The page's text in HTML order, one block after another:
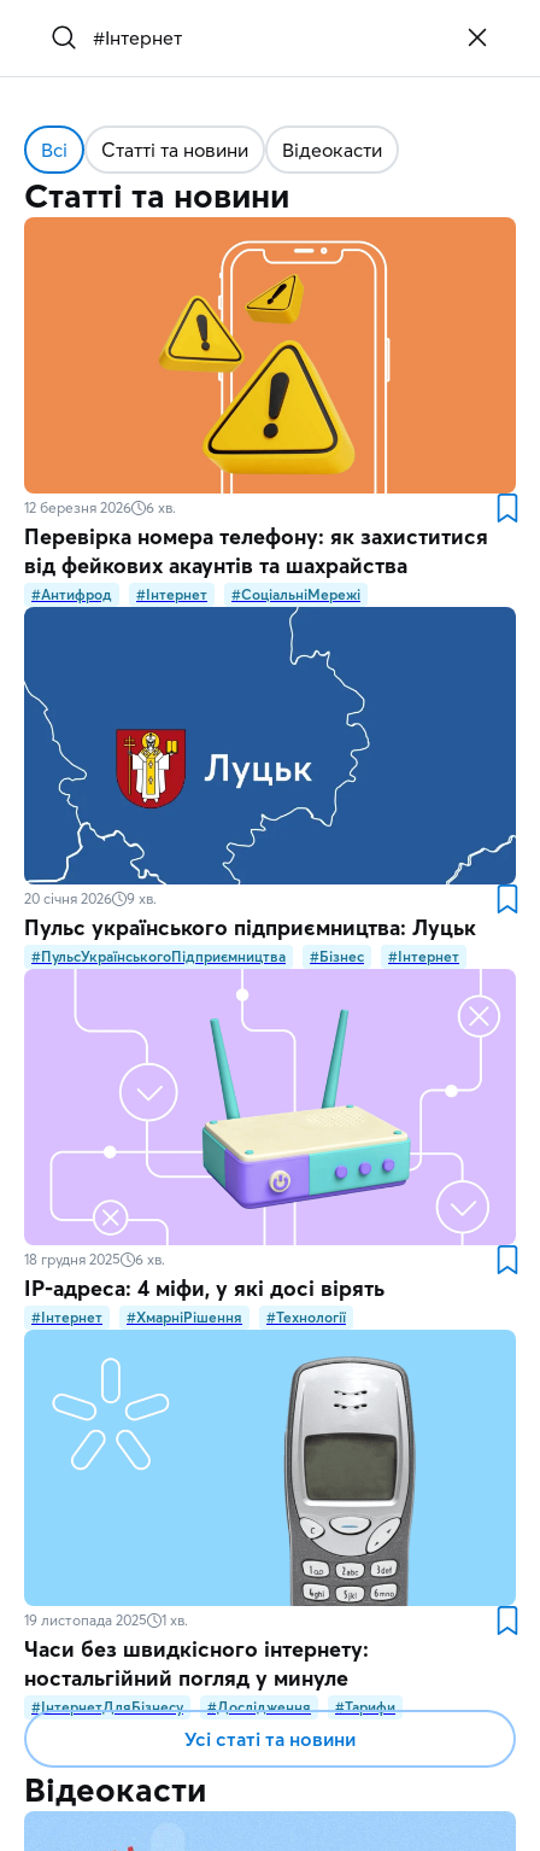
Всі Статті та новини Відеокасти
Статті та новини
12 березня 2026 6 хв.
Перевірка номера телефону: як захиститися
від фейкових акаунтів та шахрайства
#Антифрод #Інтернет #СоціальніМережі
20 січня 2026 9 хв.
Пульс українського підприємництва: Луцьк
#ПульсУкраїнськогоПідприємництва #Бізнес #Інтернет
18 грудня 2025 6 хв.
IP-адреса: 4 міфи, у які досі вірять
#Інтернет #ХмарніРішення #Технології
19 листопада 2025 1 хв.
Часи без швидкісного інтернету:
ностальгійний погляд у минуле
#ІнтернетДляБізнесу #Дослідження #Тарифи
Усі статі та новини
Відеокасти